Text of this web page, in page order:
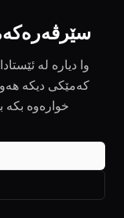
وا دیارە لە
کەمێکی دیکە
خوارەوە بکە